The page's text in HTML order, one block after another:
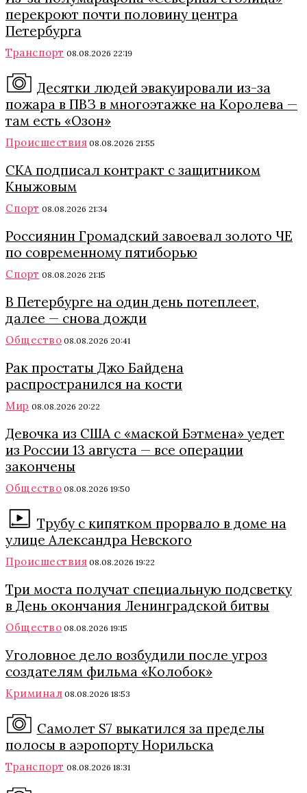
перекроют почти половину центра
Петербурга
Транспорт 08.08.2026 22:19
Десятки людей эвакуировали из-за
пожара в ПВЗ в многоэтажке на Королева —
там есть «Озон»
Происшествия 08.08.2026 21:55
СКА подписал контракт с защитником
Кныжовым
Спорт 08.08.2026 21:34
Россиянин Громадский завоевал золото ЧЕ
по современному пятиборью
Спорт 08.08.2026 21:15
В Петербурге на один день потеплеет,
далее — снова дожди
Общество 08.08.2026 20:41
Рак простаты Джо Байдена
распространился на кости
Мир 08.08.2026 20:22
Девочка из США с «маской Бэтмена» уедет
из России 13 августа — все операции
закончены
Общество 08.08.2026 19:50
Трубу с кипятком прорвало в доме на
улице Александра Невского
Происшествия 08.08.2026 19:22
Три моста получат специальную подсветку
в День окончания Ленинградской битвы
Общество 08.08.2026 19:15
Уголовное дело возбудили после угроз
создателям фильма «Колобок»
Криминал 08.08.2026 18:53
Самолет S7 выкатился за пределы
полосы в аэропорту Норильска
Транспорт 08.08.2026 18:31